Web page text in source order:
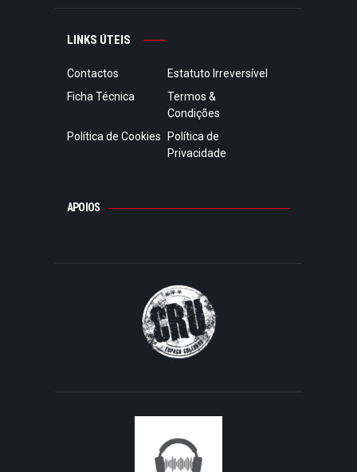
LINKS ÚTEIS
Contactos
Estatuto Irreversível
Ficha Técnica
Termos &
Condições
Política de Cookies
Política de
Privacidade
APOIOS